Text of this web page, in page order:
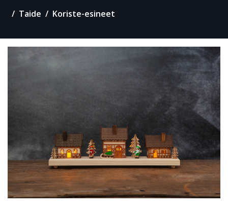
Taide Koriste-esineet